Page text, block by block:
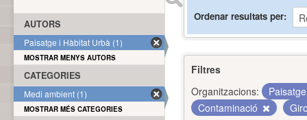
Ordenar resultats per
Filtres
Organitzacions:
Contaminació
AUTORS
Paisatge i Hàbitat Urbà (1)
MOSTRAR MENYS AUTORS
CATEGORIES
Medi ambient (1)
MOSTRAR MÉS CATEGORIES